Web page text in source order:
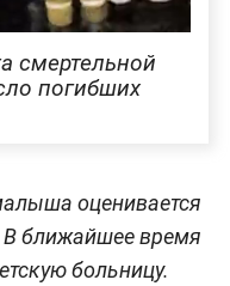
смертельной
погибших
оценивается
В ближайшее время
больницу.